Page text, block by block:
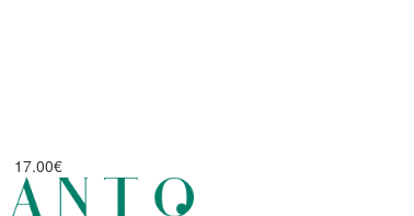
17.00€